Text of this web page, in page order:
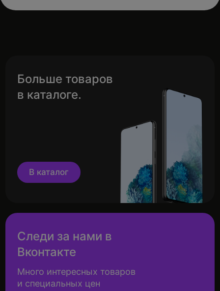
Больше товаров
в каталоге.
В каталог
Следи за нами в
Вконтакте
Много интересных товаров
и специальных цен